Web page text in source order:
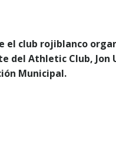
club rojiblanco
del Athletic Club,
Municipal.